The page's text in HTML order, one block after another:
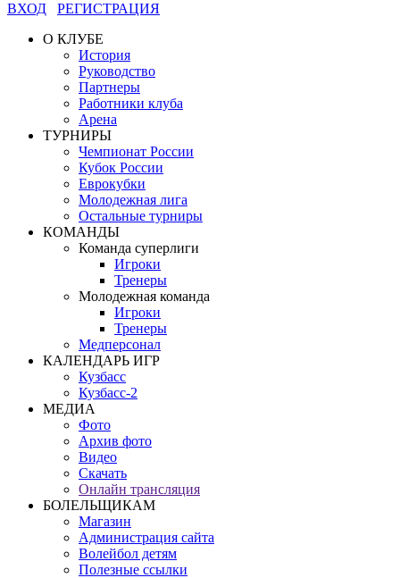
ВХОД
РЕГИСТРАЦИЯ
О КЛУБЕ
История
Руководство
Партнеры
Работники клуба
Арена
ТУРНИРЫ
Чемпионат России
Кубок России
Еврокубки
Молодежная лига
Остальные турниры
КОМАНДЫ
Команда суперлиги
Игроки
Тренеры
Молодежная команда
Игроки
Тренеры
Медперсонал
КАЛЕНДАРЬ ИГР
Кузбасс
Кузбасс-2
МЕДИА
Фото
Архив фото
Видео
Скачать
Онлайн трансляция
БОЛЕЛЬЩИКАМ
Магазин
Администрация сайта
Волейбол детям
Полезные ссылки